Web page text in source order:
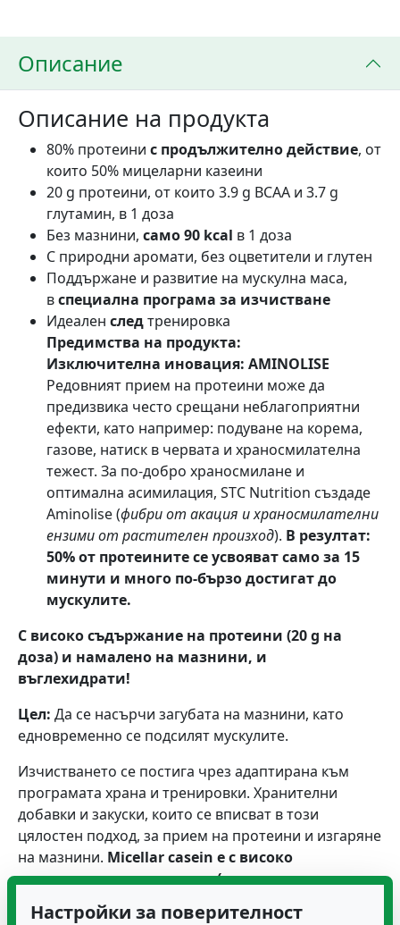
Описание
Описание на продукта
80% протеини с продължително действие, от
които 50% мицеларни казеини
20 g протеини, от които 3.9 g BCAA и 3.7 g
глутамин, в 1 доза
Без мазнини, само 90 kcal в 1 доза
С природни аромати, без оцветители и глутен
Поддържане и развитие на мускулна маса,
вспециална програма за изчистване
Идеален следтренировка
Предимства на продукта:
Изключителна иновация: AMINOLISE
Редовният прием на протеини може да
предизвика често срещани неблагоприятни
ефекти, като например: подуване на корема,
газове, натиск в червата и храносмилателна
тежест. За по-добро храносмилане и
оптимална асимилация, STC Nutrition създаде
Aminolise (фибри от акация и храносмилателни
ензимиот растителен произход). В резултат:
50% от протеините се усвояват само за 15
минути и много по-бързо достигат до
мускулите.
С високо съдържание на протеини (20 g на
доза) и намалено на мазнини, и
въглехидрати!
Цел: Да се насърчи загубата на мазнини, като
едновременно се подсилят мускулите.
Изчистването се постига чрез адаптирана към
програмата храна и тренировки. Хранителни
добавки и закуски, които се вписват в този
цялостен подход, за прием на протеини и изгаряне
на мазнини. Micellar casein е с високо
съдържание на протеини (миселарни казеини,
казеинати и суроватъчни)
Настройки за поверителност